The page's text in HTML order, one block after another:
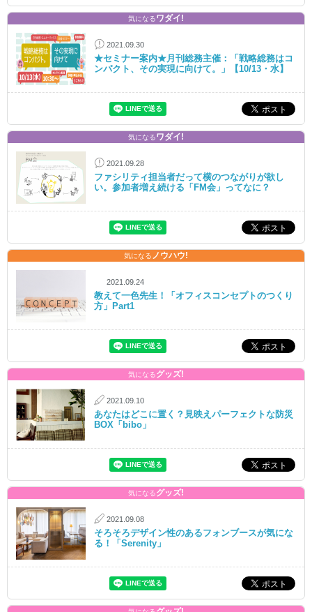
気になるワダイ!
2021.09.30
★セミナー案内★月刊総務主催：「戦略総務はコ
ンパクト、その実現に向けて。」【10/13・水】
気になるワダイ!
2021.09.28
ファシリティ担当者だって横のつながりが欲し
い。参加者増え続ける「FM会」ってなに？
気になるノウハウ!
2021.09.24
教えて一色先生！「オフィスコンセプトのつくり
方」Part1
気になるグッズ!
2021.09.10
あなたはどこに置く？見映えパーフェクトな防災
BOX「bibo」
気になるグッズ!
2021.09.08
そろそろデザイン性のあるフォンブースが気にな
る！「Serenity」